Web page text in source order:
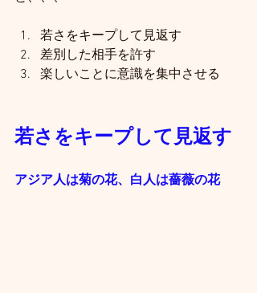
若さをキープして見返す
差別した相手を許す
楽しいことに意識を集中させる
若さをキープして見返す
アジア人は菊の花、白人は薔薇の花